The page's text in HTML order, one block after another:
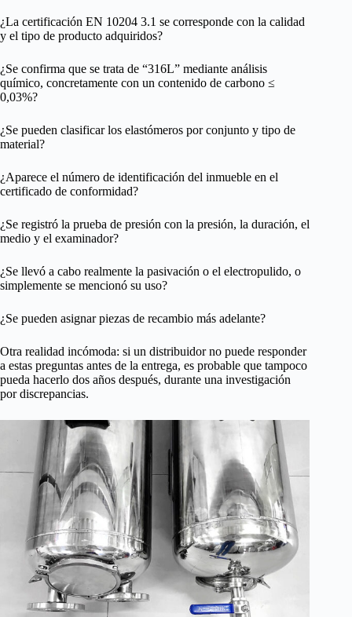
¿La certificación EN 10204 3.1 se corresponde con la calidad
y el tipo de producto adquiridos?
¿Se confirma que se trata de “316L” mediante análisis
químico, concretamente con un contenido de carbono ≤
0,03%?
¿Se pueden clasificar los elastómeros por conjunto y tipo de
material?
¿Aparece el número de identificación del inmueble en el
certificado de conformidad?
¿Se registró la prueba de presión con la presión, la duración, el
medio y el examinador?
¿Se llevó a cabo realmente la pasivación o el electropulido, o
simplemente se mencionó su uso?
¿Se pueden asignar piezas de recambio más adelante?
Otra realidad incómoda: si un distribuidor no puede responder
a estas preguntas antes de la entrega, es probable que tampoco
pueda hacerlo dos años después, durante una investigación
por discrepancias.